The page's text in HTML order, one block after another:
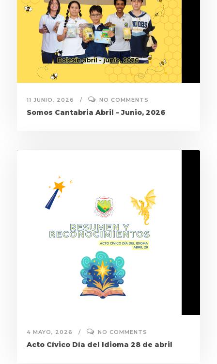
11 JUNIO, 2026 NO COMMENTS
Somos Cantabria Abril – Junio, 2026
4 MAYO, 2026 NO COMMENTS
Acto Cívico Día del Idioma 28 de abril